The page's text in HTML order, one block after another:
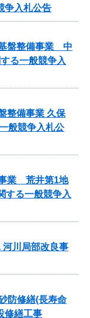
争入札公告
基盤整備事業 中
る一般競争入
整備事業 久保
般競争入札公
事業 荒井第1地
する一般競争入
河川局部改良事
防修繕(長寿命
修繕工事